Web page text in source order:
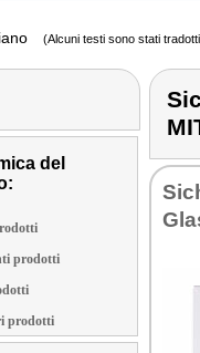
(Alcuni testi sono stati
del
prodotti
prodotti